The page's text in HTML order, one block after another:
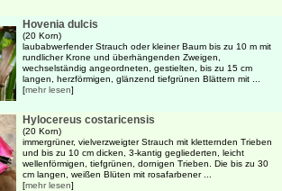
Hovenia dulcis
(20 Korn)
laubabwerfender Strauch oder kleiner Baum bis zu 10 m mit
rundlicher Krone und überhängenden Zweigen,
wechselständig angeordneten, gestielten, bis zu 15 cm
langen, herzförmigen, glänzend tiefgrünen Blättern mit ...
[mehr lesen]
Hylocereus costaricensis
(20 Korn)
immergrüner, vielverzweigter Strauch mit kletternden Trieben
und bis zu 10 cm dicken, 3-kantig gegliederten, leicht
wellenförmigen, tiefgrünen, dornigen Trieben. Die bis zu 30
cm langen, weißen Blüten mit rosafarbener ...
[mehr lesen]